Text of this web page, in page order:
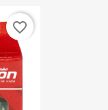
favorite_border